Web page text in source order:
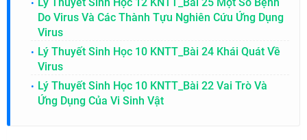
Do Virus Và Các Thành Tựu Nghiên Cứu Ứng Dụng
Virus
Lý Thuyết Sinh Học 10 KNTT_Bài 24 Khái Quát Về
Virus
Lý Thuyết Sinh Học 10 KNTT_Bài 22 Vai Trò Và
Ứng Dụng Của Vi Sinh Vật